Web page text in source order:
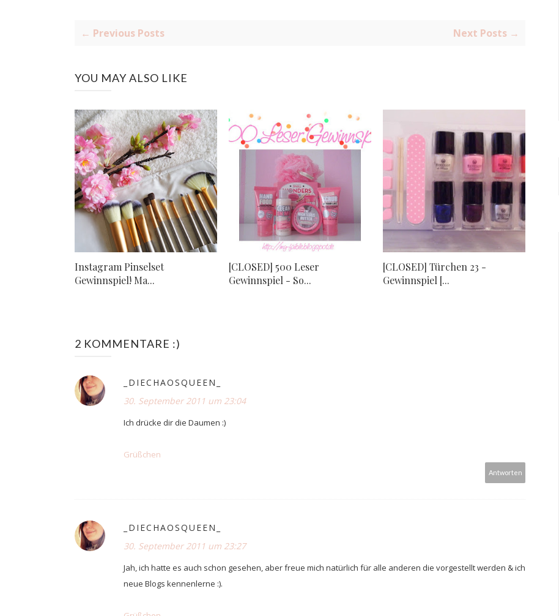
← Previous Posts Next Posts →
YOU MAY ALSO LIKE
Instagram Pinselset
Gewinnspiel! Ma...
[CLOSED] 500 Leser
Gewinnspiel - So...
[CLOSED] Türchen 23 -
Gewinnspiel [...
2 KOMMENTARE :)
_DIECHAOSQUEEN_
30. September 2011 um 23:04
Ich drücke dir die Daumen :)
Grüßchen
Antworten
_DIECHAOSQUEEN_
30. September 2011 um 23:27
Jah, ich hatte es auch schon gesehen, aber freue mich natürlich für alle anderen die vorgestellt werden & ich
neue Blogs kennenlerne :).